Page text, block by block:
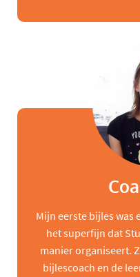
Mijn eerste bijles was
het superfijn dat
manier organiseert.
bijlescoach en de